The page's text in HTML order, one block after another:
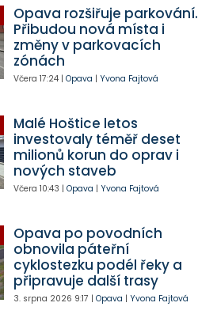
Opava rozšiřuje parkování.
Přibudou nová místa i
změny v parkovacích
zónách
Včera 17:24| Opava | Yvona Fajtová
Malé Hoštice letos
investovaly téměř deset
milionů korun do oprav i
nových staveb
Včera 10:43 | Opava | Yvona Fajtová
Opava po povodních
obnovila páteřní
cyklostezku podél řeky a
připravuje další trasy
3. srpna 2026 9:17 | Opava | Yvona Fajtová